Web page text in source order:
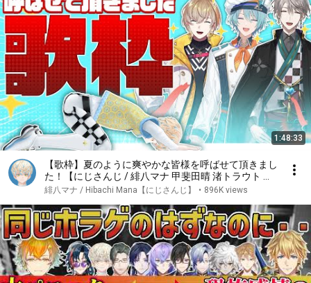
1:48:33
【歌枠】夏のように爽やかな皆様を呼ばせて頂きまし
た！【にじさんじ / 緋八マナ 甲斐田晴 渚トラウト 風
楽奏斗】
緋八マナ / Hibachi Mana【にじさんじ】 • 896K views